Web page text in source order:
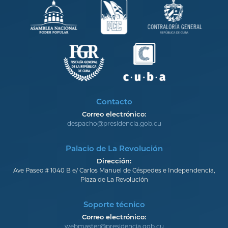
Contacto
Correo electrónico:
despacho@presidencia.gob.cu
Palacio de La Revolución
Dirección:
Ave Paseo # 1040 B e/ Carlos Manuel de Céspedes e Independencia,
Plaza de La Revolución
Soporte técnico
Correo electrónico:
webmaster@presidencia.gob.cu